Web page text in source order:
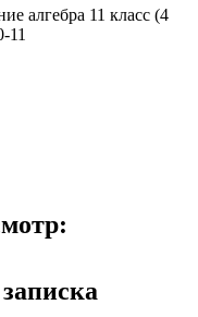
алгебра 11 класс (4
11